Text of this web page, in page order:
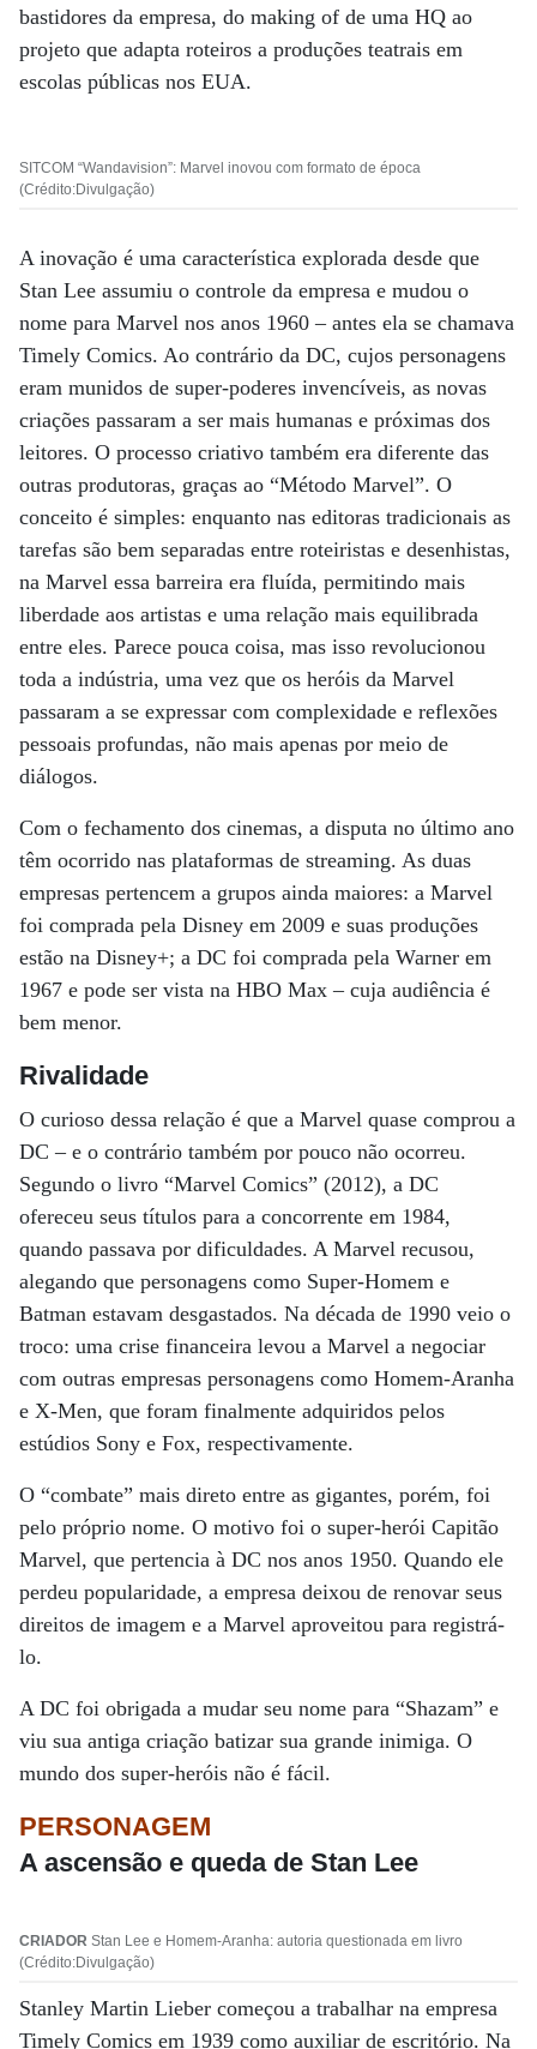
bastidores da empresa, do making of de uma HQ ao
projeto que adapta roteiros a produções teatrais em
escolas públicas nos EUA.
SITCOM “Wandavision”: Marvel inovou com formato de época
(Crédito:Divulgação)
A inovação é uma característica explorada desde que
Stan Lee assumiu o controle da empresa e mudou o
nome para Marvel nos anos 1960 – antes ela se chamava
Timely Comics. Ao contrário da DC, cujos personagens
eram munidos de super-poderes invencíveis, as novas
criações passaram a ser mais humanas e próximas dos
leitores. O processo criativo também era diferente das
outras produtoras, graças ao “Método Marvel”. O
conceito é simples: enquanto nas editoras tradicionais as
tarefas são bem separadas entre roteiristas e desenhistas,
na Marvel essa barreira era fluída, permitindo mais
liberdade aos artistas e uma relação mais equilibrada
entre eles. Parece pouca coisa, mas isso revolucionou
toda a indústria, uma vez que os heróis da Marvel
passaram a se expressar com complexidade e reflexões
pessoais profundas, não mais apenas por meio de
diálogos.
Com o fechamento dos cinemas, a disputa no último ano
têm ocorrido nas plataformas de streaming. As duas
empresas pertencem a grupos ainda maiores: a Marvel
foi comprada pela Disney em 2009 e suas produções
estão na Disney+; a DC foi comprada pela Warner em
1967 e pode ser vista na HBO Max – cuja audiência é
bem menor.
Rivalidade
O curioso dessa relação é que a Marvel quase comprou a
DC – e o contrário também por pouco não ocorreu.
Segundo o livro “Marvel Comics” (2012), a DC
ofereceu seus títulos para a concorrente em 1984,
quando passava por dificuldades. A Marvel recusou,
alegando que personagens como Super-Homem e
Batman estavam desgastados. Na década de 1990 veio o
troco: uma crise financeira levou a Marvel a negociar
com outras empresas personagens como Homem-Aranha
e X-Men, que foram finalmente adquiridos pelos
estúdios Sony e Fox, respectivamente.
O “combate” mais direto entre as gigantes, porém, foi
pelo próprio nome. O motivo foi o super-herói Capitão
Marvel, que pertencia à DC nos anos 1950. Quando ele
perdeu popularidade, a empresa deixou de renovar seus
direitos de imagem e a Marvel aproveitou para registrá-
lo.
A DC foi obrigada a mudar seu nome para “Shazam” e
viu sua antiga criação batizar sua grande inimiga. O
mundo dos super-heróis não é fácil.
PERSONAGEM
A ascensão e queda de Stan Lee
CRIADOR Stan Lee e Homem-Aranha: autoria questionada em livro
(Crédito:Divulgação)
Stanley Martin Lieber começou a trabalhar na empresa
Timely Comics em 1939 como auxiliar de escritório. Na